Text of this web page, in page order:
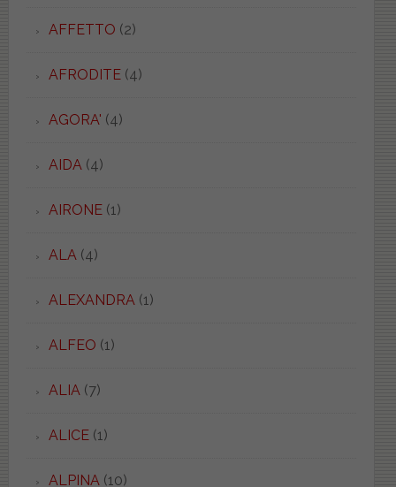
AFFETTO (2)
AFRODITE(4)
AGORA' (4)
AIDA (4)
AIRONE(1)
ALA (4)
ALEXANDRA (1)
ALFEO (1)
ALIA (7)
ALICE(1)
ALPINA (10)